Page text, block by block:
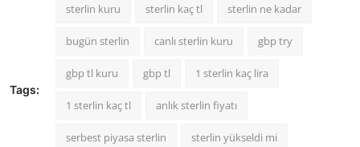
Tags:
sterlin kuru sterlin kaç tl sterlin ne kadar
bugün sterlin canlı sterlin kuru gbp try
gbp tl kuru gbp tl 1 sterlin kaç lira
1 sterlin kaç tl anlık sterlin fiyatı
serbest piyasa sterlin sterlin yükseldi mi